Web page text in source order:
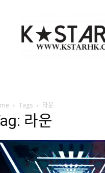
Star
HK
Tags 라운
라운